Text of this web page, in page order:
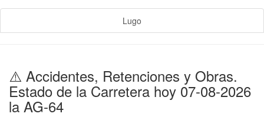
Lugo
⚠️ Accidentes, Retenciones y Obras.
Estado de la Carretera hoy 07-08-2026
la AG-64